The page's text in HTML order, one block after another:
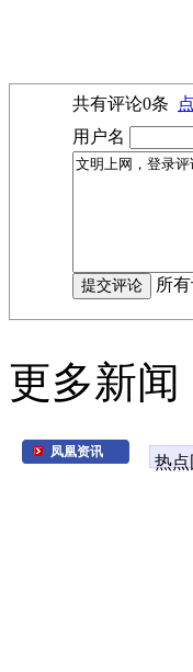
共有评论0条
用户名
所
更多新闻
凤凰资讯
热点